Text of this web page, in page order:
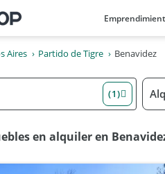
Aires Partido de Tigre Benavidez
(1)
en alquiler en